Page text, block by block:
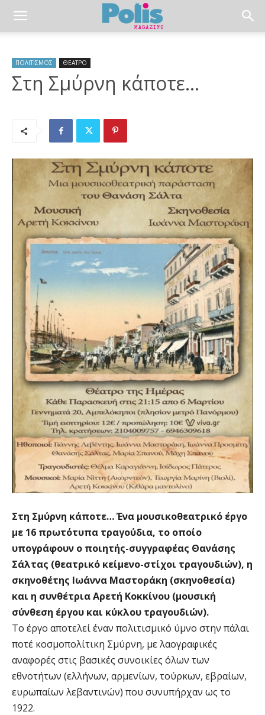
ΠΟΛΙΤΙΣΜΟΣ ΘΕΑΤΡΟ
Στη Σμύρνη κάποτε…
Στη Σμύρνη κάποτε… Ένα μουσικοθεατρικό έργο
με 16 πρωτότυπα τραγούδια, το οποίο
υπογράφουν ο ποιητής-συγγραφέας Θανάσης
Σάλτας (θεατρικό κείμενο-στίχοι τραγουδιών), η
σκηνοθέτης Ιωάννα Μαστοράκη (σκηνοθεσία)
και η συνθέτρια Αρετή Κοκκίνου (μουσική
σύνθεση έργου και κύκλου τραγουδιών).
Το έργο αποτελεί έναν πολιτισμικό ύμνο στην πάλαι
ποτέ κοσμοπολίτικη Σμύρνη, με λαογραφικές
αναφορές στις βασικές συνοικίες όλων των
εθνοτήτων (ελλήνων, αρμενίων, τούρκων, εβραίων,
ευρωπαίων λεβαντινών) που συνυπήρχαν ως το
1922.